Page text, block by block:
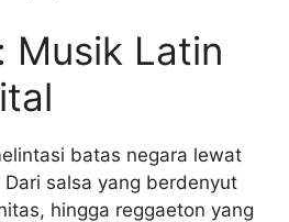
Musik Latin
batas negara lewat
salsa yang berdenyut
hingga reggaeton yang